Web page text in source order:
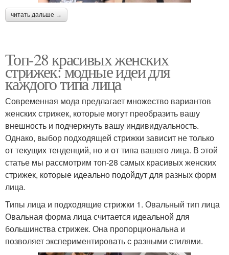
читать дальше →
Топ-28 красивых женских
стрижек: модные идеи для
каждого типа лица
Современная мода предлагает множество вариантов
женских стрижек, которые могут преобразить вашу
внешность и подчеркнуть вашу индивидуальность.
Однако, выбор подходящей стрижки зависит не только
от текущих тенденций, но и от типа вашего лица. В этой
статье мы рассмотрим топ-28 самых красивых женских
стрижек, которые идеально подойдут для разных форм
лица.
Типы лица и подходящие стрижки 1. Овальный тип лица
Овальная форма лица считается идеальной для
большинства стрижек. Она пропорциональна и
позволяет экспериментировать с разными стилями.